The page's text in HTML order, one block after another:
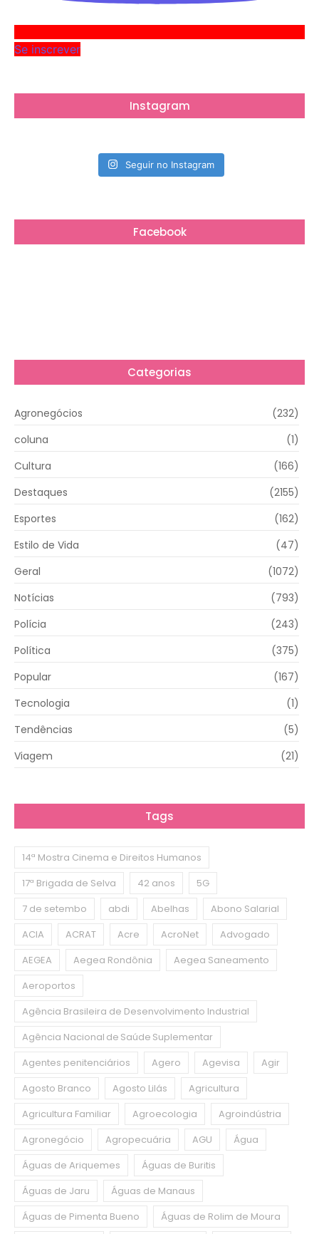
Se inscrever
Instagram
Seguir no Instagram
Facebook
Categorias
Agronegócios
(232)
coluna
(1)
Cultura
(166)
Destaques
(2155)
Esportes
(162)
Estilo de Vida
(47)
Geral
(1072)
Notícias
(793)
Polícia
(243)
Política
(375)
Popular
(167)
Tecnologia
(1)
Tendências
(5)
Viagem
(21)
Tags
14ª Mostra Cinema e Direitos Humanos
17ª Brigada de Selva
42 anos
5G
7 de setembo
abdi Abelhas
Abono Salarial
ACIA
ACRAT Acre AcroNet
Advogado
AEGEA
Aegea Rondônia
Aegea Saneamento
Aeroportos
Agência Brasileira de Desenvolvimento Industrial
Agência Nacional de Saúde Suplementar
Agentes penitenciários
Agero Agevisa
Agir
Agosto Branco
Agosto Lilás
Agricultura
Agricultura Familiar
Agroecologia
Agroindústria
Agronegócio
Agropecuária AGU
Água
Águas de Ariquemes
Águas de Buritis
Águas de Jaru
Águas de Manaus
Águas de Pimenta Bueno
Águas de Rolim de Moura